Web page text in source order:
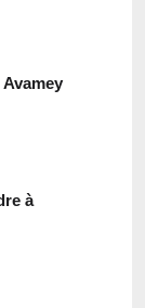
à